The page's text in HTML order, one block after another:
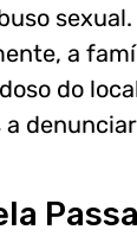
a
do